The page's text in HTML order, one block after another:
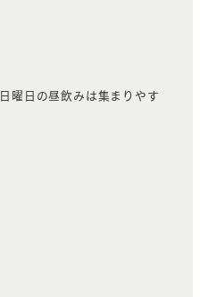
日曜日の昼飲みは集まりやす